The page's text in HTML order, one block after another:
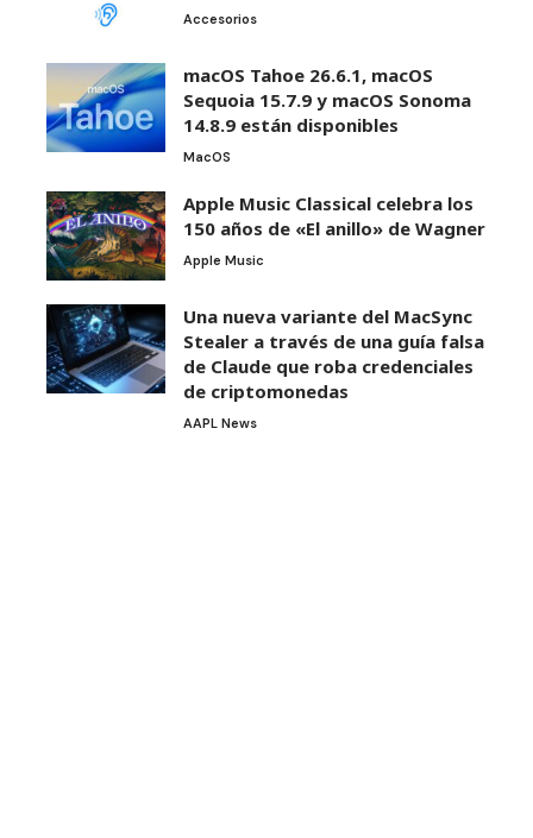
Accesorios
macOS Tahoe 26.6.1, macOS
Sequoia 15.7.9 y macOS Sonoma
14.8.9 están disponibles
MacOS
Apple Music Classical celebra los
150 años de «El anillo» de Wagner
Apple Music
Una nueva variante del MacSync
Stealer a través de una guía falsa
de Claude que roba credenciales
de criptomonedas
AAPL News